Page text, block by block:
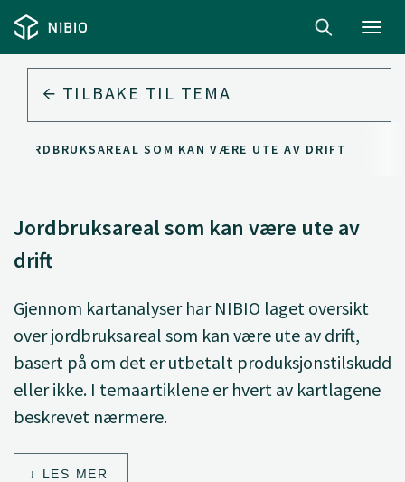
TILBAKE TIL TEMA
JORDBRUKSAREAL SOM KAN VÆRE UTE AV DRIFT
Jordbruksareal som kan være ute av
drift
Gjennom kartanalyser har NIBIO laget oversikt
over jordbruksareal som kan være ute av drift,
basert på om det er utbetalt produksjonstilskudd
eller ikke. I temaartiklene er hvert av kartlagene
beskrevet nærmere.
LES MER